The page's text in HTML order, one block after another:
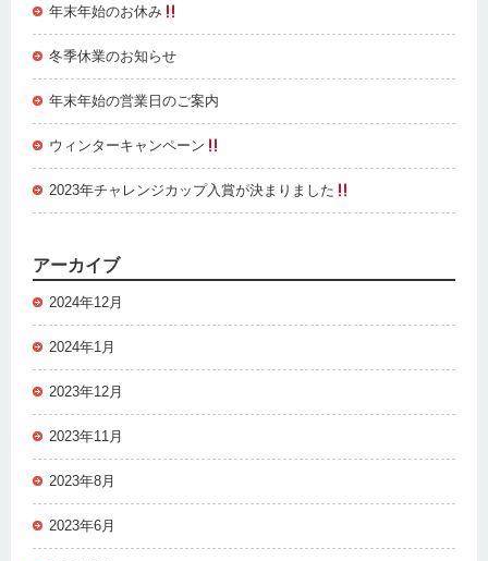
年末年始のお休み
冬季休業のお知らせ
年末年始の営業日のご案内
ウィンターキャンペーン
2023年チャレンジカップ入賞が決まりました
アーカイブ
2024年12月
2024年1月
2023年12月
2023年11月
2023年8月
2023年6月